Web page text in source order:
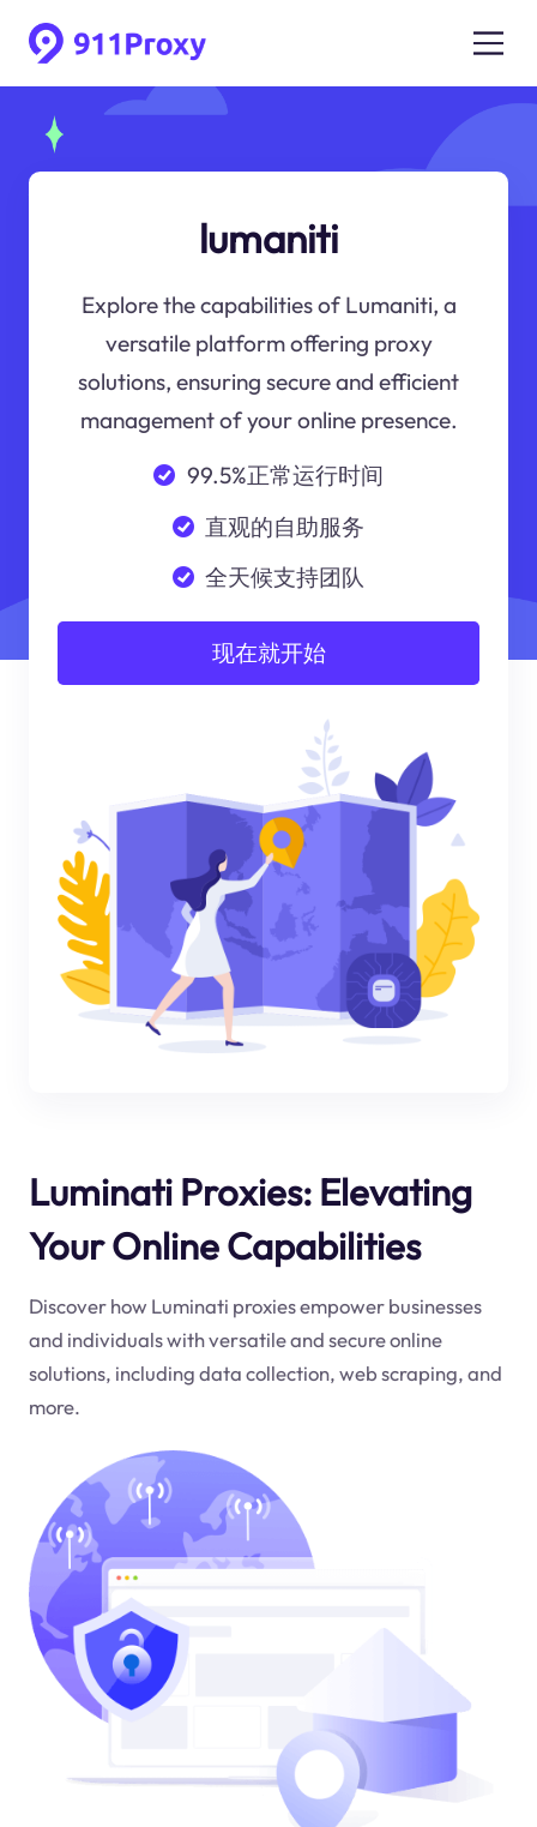
lumaniti
Explore the capabilities of Lumaniti, a
versatile platform offering proxy
solutions, ensuring secure and efficient
management of your online presence.
99.5%正常运行时间
直观的自助服务
全天候支持团队
现在就开始
Luminati Proxies: Elevating
Your Online Capabilities
Discover how Luminati proxies empower businesses
and individuals with versatile and secure online
solutions, including data collection, web scraping, and
more.